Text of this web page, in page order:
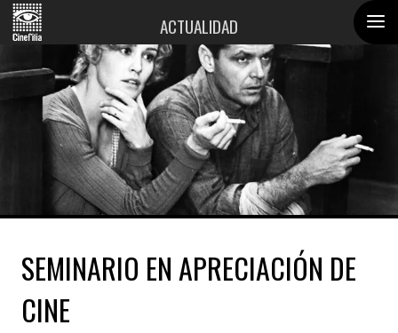
ACTUALIDAD
SEMINARIO EN APRECIACIÓN DE
CINE